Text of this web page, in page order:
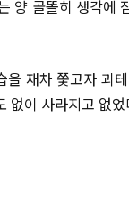
양 골똘히 생각에
을 재차 쫓고자 괴
없이 사라지고 없었